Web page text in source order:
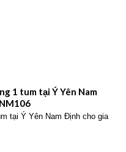
1 tum tại Ý Yên Nam
tại Ý Yên Nam Định cho gia